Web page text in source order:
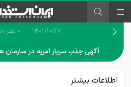
۱۴۰۱/۱۰/۱۷ 0 نظر
آگهی جذب سرباز امریه در سازمان
اطلاعات بیشتر